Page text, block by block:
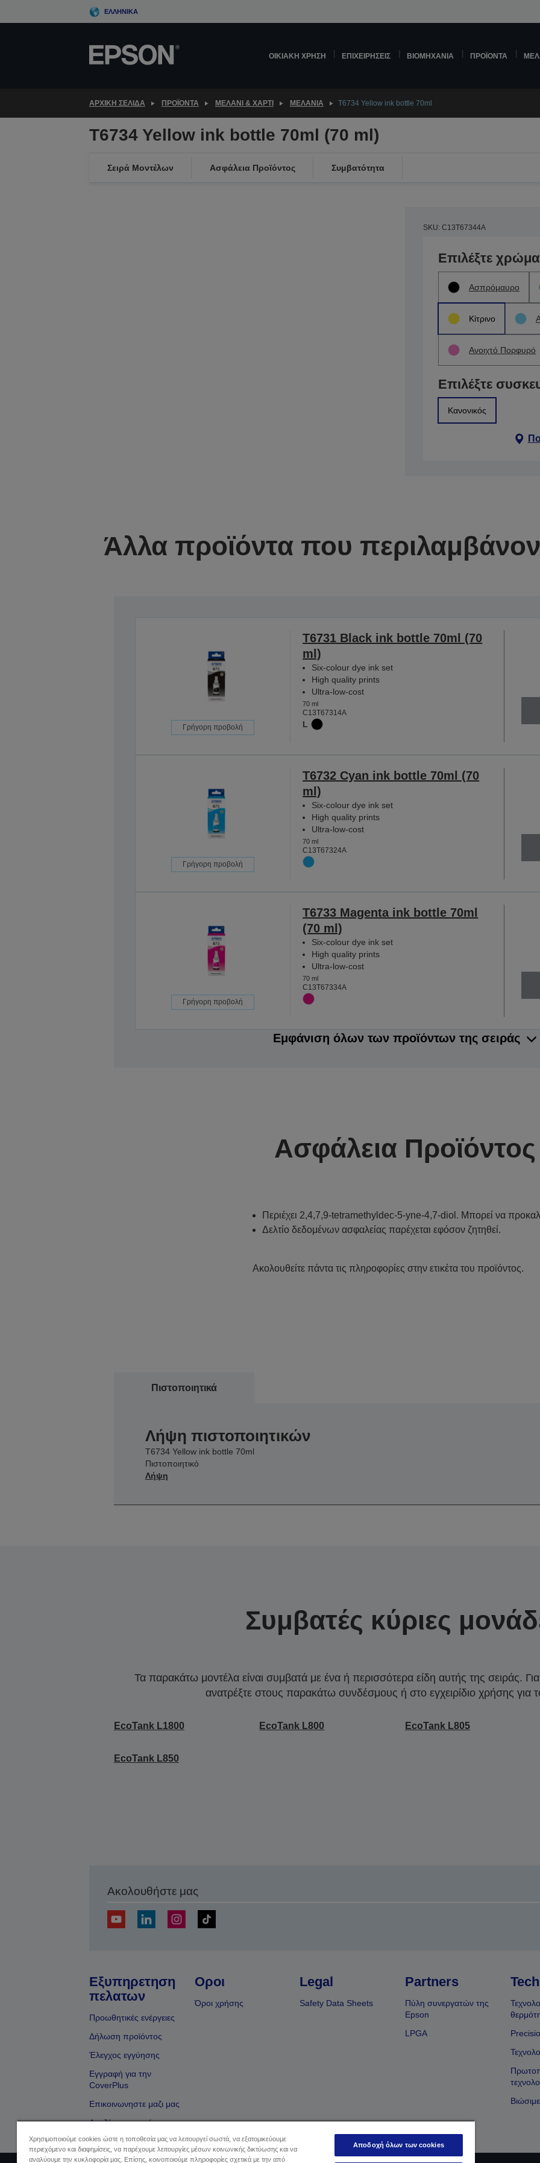
to
ΕΛΛΗΝΙΚΆ
ΟΙΚΙΑΚΉ ΧΡΉΣΗ ΕΠΙΧΕΙΡΉΣΕΙΣ ΒΙΟΜΗΧΑΝΊΑ ΠΡΟΪΌΝΤΑ
ΑΡΧΙΚΗ ΣΕΛΙΔΑ ΠΡΟΪΌΝΤΑ ΜΕΛΆΝΙ & ΧΑΡΤΊ ΜΕΛΆΝΙΑ T6734 Yellow ink bottle 70ml
T6734 Yellow ink bottle 70ml (70 ml)
Σειρά Μοντέλων Ασφάλεια Προϊόντος Συμβατότητα
SKU: C13T67344A
Επιλέξτε χρώμα
Ασπρόμαυρο
Κίτρινο
Ανοιχτό Πορφυρό
Επιλέξτε
Κανονικός
Άλλα προϊόντα που
Γρήγορη προβολή
T6731 Black ink bottle 70ml (70
ml)
Six-colour dye ink set
High quality prints
Ultra-low-cost
70 ml
C13T67314A
L
Γρήγορη προβολή
T6732 Cyan ink bottle 70ml (70
ml)
Six-colour dye ink set
High quality prints
Ultra-low-cost
70 ml
C13T67324A
Γρήγορη προβολή
T6733 Magenta ink bottle 70ml
(70 ml)
Six-colour dye ink set
High quality prints
Ultra-low-cost
70 ml
C13T67334A
Εμφάνιση όλων των προϊόντων της σειράς
Ασφάλεια Προϊόντος
Περιέχει 2,4,7,9-tetramethyldec-5-yne-4,7-diol. Μπορεί να
Δελτίο δεδομένων ασφαλείας παρέχεται εφόσον ζητηθεί.
Ακολουθείτε πάντα τις πληροφορίες στην ετικέτα του προϊόντος.
Πιστοποιητικά
Λήψη πιστοποιητικών
T6734 Yellow ink bottle 70ml
Πιστοποιητικό
Λήψη
Συμβατές κύριες
Τα παρακάτω μοντέλα είναι συμβατά με ένα ή περισσότερα είδη αυτής της σειράς.
ανατρέξτε στους παρακάτω συνδέσμους ή στο εγχειρίδιο χρήσης για
EcoTank L1800 EcoTank L800 EcoTank L805
EcoTank L850
Ακολουθήστε μας
Εξυπηρετηση
πελατων
Προωθητικές ενέργειες
Δήλωση προϊόντος
Έλεγχος εγγύησης
Εγγραφή για την
CoverPlus
Επικοινωνηστε μαζι μας
Αναζήτηση εμπόρου
Οροι
Όροι χρήσης
Legal
Safety Data Sheets
Partners
Πύλη συνεργατών της
Epson
LPGA
Χρησιμοποιούμε cookies ώστε η τοποθεσία μας να λειτουργεί σωστά, να εξατομικεύουμε
περιεχόμενο και διαφημίσεις, να παρέχουμε λειτουργίες μέσων κοινωνικής δικτύωσης και να
αναλύουμε την κυκλοφορία μας. Επίσης, κοινοποιούμε πληροφορίες σχετικά με την από
Αποδοχή όλων των cookies